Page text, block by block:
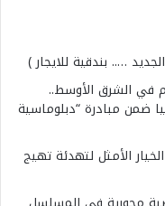
….. بندقية للايجار )
في الشرق الأوسط..
ودبلوماسيا ضمن مبادرة “دبلوماسية
قوة الشاي الأخضر.. غسول Face Time الخيار الأمثل لتهدئة تهيج